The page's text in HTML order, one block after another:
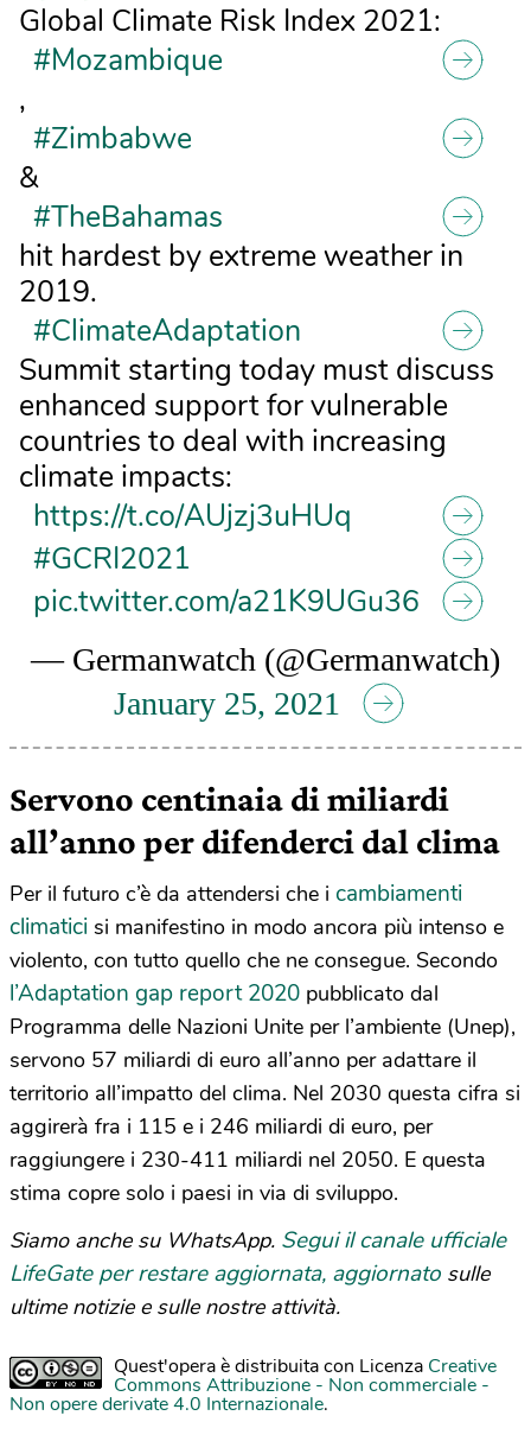
Global Climate Risk Index 2021:
#Mozambique
,
#Zimbabwe
&
#TheBahamas
hit hardest by extreme weather in
2019.
#ClimateAdaptation
Summit starting today must discuss
enhanced support for vulnerable
countries to deal with increasing
climate impacts:
https://t.co/AUjzj3uHUq
#GCRI2021
pic.twitter.com/a21K9UGu36
— Germanwatch (@Germanwatch)
January 25, 2021
Servono centinaia di miliardi
all’anno per difenderci dal clima
Per il futuro c’è da attendersi che i cambiamenti
climatici si manifestino in modo ancora più intenso e
violento, con tutto quello che ne consegue. Secondo
l’Adaptation gap report 2020 pubblicato dal
Programma delle Nazioni Unite per l’ambiente (Unep),
servono 57 miliardi di euro all’anno per adattare il
territorio all’impatto del clima. Nel 2030 questa cifra si
aggirerà fra i 115 e i 246 miliardi di euro, per
raggiungere i 230-411 miliardi nel 2050. E questa
stima copre solo i paesi in via di sviluppo.
Siamo anche su WhatsApp. Segui il canale ufficiale
LifeGate per restare aggiornata, aggiornato sulle
ultime notizie e sulle nostre attività.
Quest'opera è distribuita con Licenza Creative
Commons Attribuzione - Non commerciale -
Non opere derivate 4.0 Internazionale.